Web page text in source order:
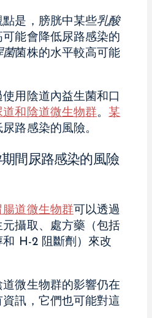
是，膀胱中某些乳酸
能會降低尿路感染的
菌菌株的水平較高可能
用陰道內益生菌和口
道和陰道微生物群。 某
路感染的風險。
間尿路感染的風險
腸道微生物群可以透過
攝取、處方藥（包括
H-2 阻斷劑）來改
微生物群的影響仍在
訊，它們也可能對這